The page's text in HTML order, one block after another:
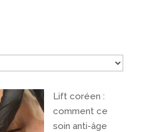
Lift coréen :
comment ce
soin anti-âge